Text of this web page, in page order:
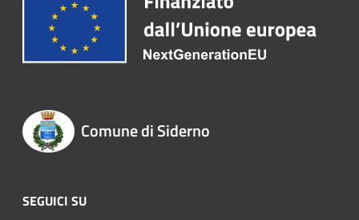
Comune di Siderno
SEGUICI SU